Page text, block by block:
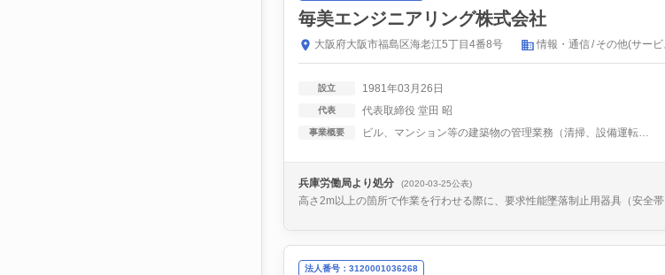
毎美エンジニアリング株式会社
大阪府大阪市福島区海老江5丁目4番8号 情報・通信 その他(サー
設立 1981年03月26日
代表 代表取締役 堂田 昭
事業概要 ビル、マンション等の建築物の管理業務（清掃、設備運転保守、...
兵庫労働局より処分 (2020-03-25公表)
高さ2m以上の箇所で作業を行わせる際に、要求性能墜落制止用器具（安全
法人番号：3120001036268